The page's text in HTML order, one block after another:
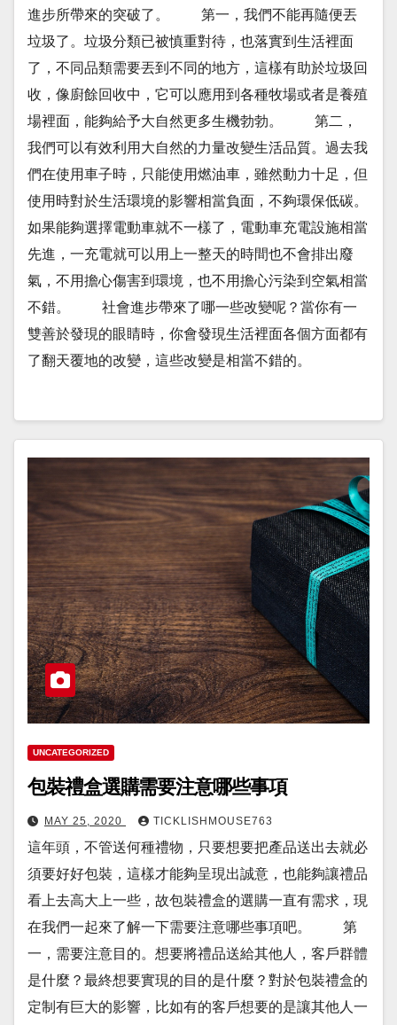
進步所帶來的突破了。 第一，我們不能再隨便丟
垃圾了。垃圾分類已被慎重對待，也落實到生活裡面
了，不同品類需要丟到不同的地方，這樣有助於垃圾回
收，像廚餘回收中，它可以應用到各種牧場或者是養殖
場裡面，能夠給予大自然更多生機勃勃。 第二，
我們可以有效利用大自然的力量改變生活品質。過去我
們在使用車子時，只能使用燃油車，雖然動力十足，但
使用時對於生活環境的影響相當負面，不夠環保低碳。
如果能夠選擇電動車就不一樣了，電動車充電設施相當
先進，一充電就可以用上一整天的時間也不會排出廢
氣，不用擔心傷害到環境，也不用擔心污染到空氣相當
不錯。 社會進步帶來了哪一些改變呢？當你有一
雙善於發現的眼睛時，你會發現生活裡面各個方面都有
了翻天覆地的改變，這些改變是相當不錯的。
UNCATEGORIZED
包裝禮盒選購需要注意哪些事項
MAY 25, 2020 TICKLISHMOUSE763
這年頭，不管送何種禮物，只要想要把產品送出去就必
須要好好包裝，這樣才能夠呈現出誠意，也能夠讓禮品
看上去高大上一些，故包裝禮盒的選購一直有需求，現
在我們一起來了解一下需要注意哪些事項吧。 第
一，需要注意目的。想要將禮品送給其他人，客戶群體
是什麼？最終想要實現的目的是什麼？對於包裝禮盒的
定制有巨大的影響，比如有的客戶想要的是讓其他人一